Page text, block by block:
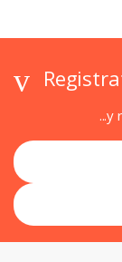
...y